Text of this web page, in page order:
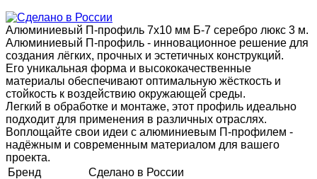
Алюминиевый П-профиль 7х10 мм Б-7 серебро люкс 3 м.
Алюминиевый П-профиль - инновационное решение для
создания лёгких, прочных и эстетичных конструкций.
Его уникальная форма и высококачественные
материалы обеспечивают оптимальную жёсткость и
стойкость к воздействию окружающей среды.
Легкий в обработке и монтаже, этот профиль идеально
подходит для применения в различных отраслях.
Воплощайте свои идеи с алюминиевым П-профилем -
надёжным и современным материалом для вашего
проекта.
Бренд
Сделано в России